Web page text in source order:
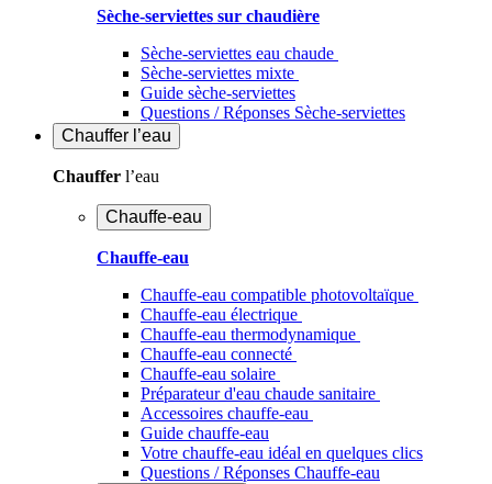
Sèche-serviettes sur chaudière
Sèche-serviettes eau chaude
Sèche-serviettes mixte
Guide sèche-serviettes
Questions / Réponses Sèche-serviettes
Chauffer l’eau
Chauffer l’eau
Chauffe-eau
Chauffe-eau
Chauffe-eau compatible photovoltaïque
Chauffe-eau électrique
Chauffe-eau thermodynamique
Chauffe-eau connecté
Chauffe-eau solaire
Préparateur d'eau chaude sanitaire
Accessoires chauffe-eau
Guide chauffe-eau
Votre chauffe-eau idéal en quelques clics
Questions / Réponses Chauffe-eau